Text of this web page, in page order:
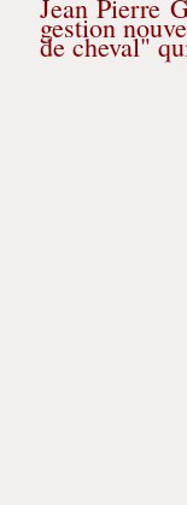
Jean Pierre
gestion
de cheval"